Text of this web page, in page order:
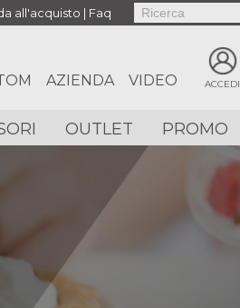
all'acquisto | Faq
AZIENDA VIDEO ACCEDI
OUTLET PROMO